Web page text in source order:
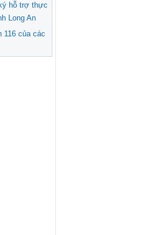
hỗ trợ thực
Long An
116 của các